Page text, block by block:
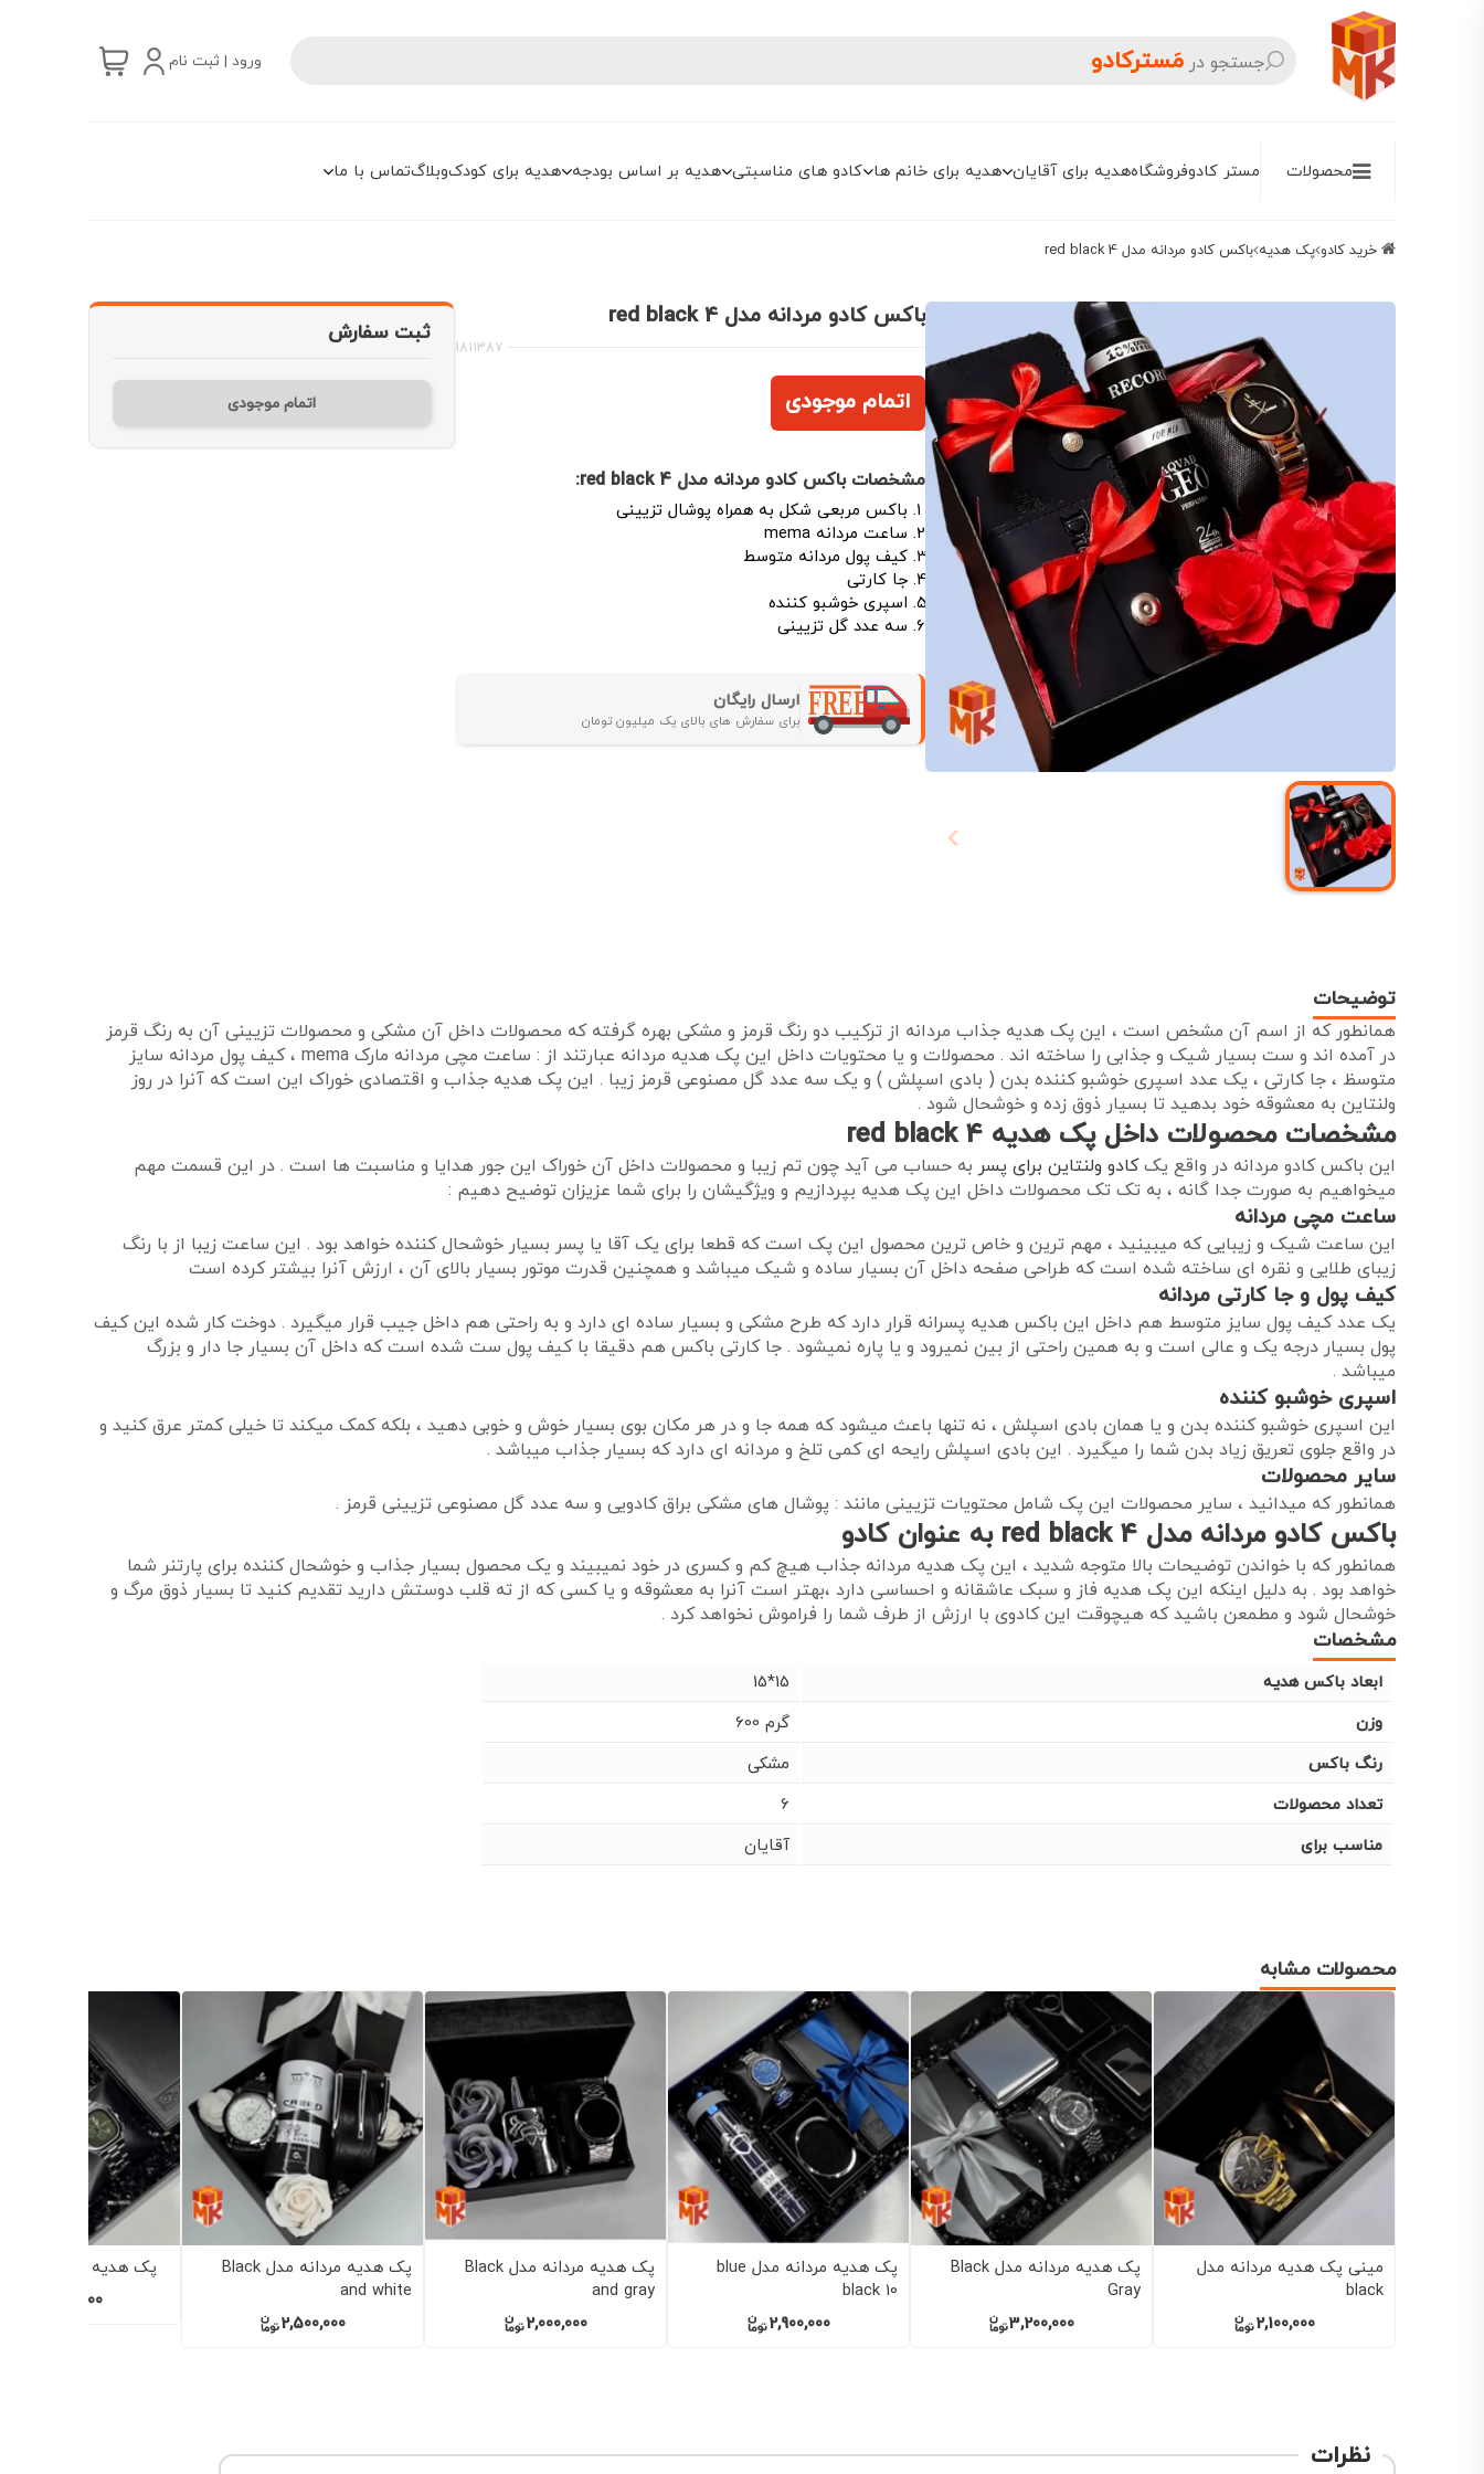
جستجو درمَسترکادو ورود | ثبت نام
محصولات مستر کادوفروشگاههدیه برای آقایان هدیه برای خانم ها کادو های مناسبتی هدیه بر اساس بودجه هدیه برای کودکوبلاگتماس با ما
پک هدیه باکس کادو مردانه مدل red black 4
باکس کادو مردانه مدل red black 4
1811387
اتمام موجودی
مشخصات باکس کادو مردانه مدل red black 4:
باکس مربعی شکل به همراه پوشال تزیینی
ساعت مردانه mema
کیف پول مردانه متوسط
جا کارتی
اسپری خوشبو کننده
سه عدد گل تزیینی
ارسال رایگان
برای سفارش های بالای یک میلیون تومان
ثبت سفارش
اتمام موجودی
توضیحات
همانطور که از اسم آن مشخص است ، این پک هدیه جذاب مردانه از ترکیب دو رنگ قرمز و مشکی بهره گرفته که محصولات داخل آن مشکی و محصولات تزیینی آن به رنگ قرمز
در آمده اند و ست بسیار شیک و جذابی را ساخته اند . محصولات و یا محتویات داخل این پک هدیه مردانه عبارتند از : ساعت مچی مردانه مارک mema ، کیف پول مردانه سایز
متوسظ ، جا کارتی ، یک عدد اسپری خوشبو کننده بدن ( بادی اسپلش ) و یک سه عدد گل مصنوعی قرمز زیبا . این پک هدیه جذاب و اقتصادی خوراک این است که آنرا در روز
ولنتاین به معشوقه خود بدهید تا بسیار ذوق زده و خوشحال شود .
مشخصات محصولات داخل پک هدیه red black 4
این باکس کادو مردانه در واقع یککادو ولنتاین برای پسر به حساب می آید چون تم زیبا و محصولات داخل آن خوراک این جور هدایا و مناسبت ها است . در این قسمت مهم
میخواهیم به صورت جدا گانه ، به تک تک محصولات داخل این پک هدیه بپردازیم و ویژگیشان را برای شما عزیزان توضیح دهیم :
ساعت مچی مردانه
این ساعت شیک و زیبایی که میبینید ، مهم ترین و خاص ترین محصول این پک است که قطعا برای یک آقا یا پسر بسیار خوشحال کننده خواهد بود . این ساعت زیبا از با رنگ
زیبای طلایی و نقره ای ساخته شده است که طراحی صفحه داخل آن بسیار ساده و شیک میباشد و همچنین قدرت موتور بسیار بالای آن ، ارزش آنرا بیشتر کرده است
کیف پول و جا کارتی مردانه
یک عدد کیف پول سایز متوسط هم داخل این باکس هدیه پسرانه قرار دارد که طرح مشکی و بسیار ساده ای دارد و به راحتی هم داخل جیب قرار میگیرد . دوخت کار شده این کیف
پول بسیار درجه یک و عالی است و به همین راحتی از بین نمیرود و یا پاره نمیشود . جا کارتی باکس هم دقیقا با کیف پول ست شده است که داخل آن بسیار جا دار و بزرگ
میباشد .
اسپری خوشبو کننده
این اسپری خوشبو کننده بدن و یا همان بادی اسپلش ، نه تنها باعث میشود که همه جا و در هر مکان بوی بسیار خوش و خوبی دهید ، بلکه کمک میکند تا خیلی کمتر عرق کنید و
در واقع جلوی تعریق زیاد بدن شما را میگیرد . این بادی اسپلش رایحه ای کمی تلخ و مردانه ای دارد که بسیار جذاب میباشد .
سایر محصولات
همانطور که میدانید ، سایر محصولات این پک شامل محتویات تزیینی مانند : پوشال های مشکی براق کادویی و سه عدد گل مصنوعی تزیینی قرمز .
باکس کادو مردانه مدل red black 4 به عنوان کادو
همانطور که با خواندن توضیحات بالا متوجه شدید ، این پک هدیه مردانه جذاب هیچ کم و کسری در خود نمیبیند و یک محصول بسیار جذاب و خوشحال کننده برای پارتنر شما
خواهد بود . به دلیل اینکه این پک هدیه فاز و سبک عاشقانه و احساسی دارد ،بهتر است آنرا به معشوقه و یا کسی که از ته قلب دوستش دارید تقدیم کنید تا بسیار ذوق مرگ و
خوشحال شود و مطمعن باشید که هیچوقت این کادوی با ارزش از طرف شما را فراموش نخواهد کرد .
مشخصات
15*15
ابعاد باکس هدیه
600 گرم
وزن
مشکی
رنگ باکس
6
تعداد محصولات
آقایان
مناسب برای
محصولات مشابه
پک هدیه مردانه مدل Black
and gray
2,000,000
پک هدیه مردانه مدل Black
and white
2,500,000
پک هدیه مردانه مدل بلک 3
پک هدیه مردانه مدل Black
and gold 10
3,000,000
پک هدیه زنانه مدل Red black
2,900,000
پک هدیه زنانه مدل pink 3
3,100,000
نظرات